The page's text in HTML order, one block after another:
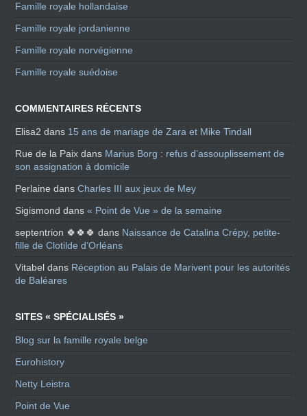
Famille royale hollandaise
Famille royale jordanienne
Famille royale norvégienne
Famille royale suédoise
COMMENTAIRES RÉCENTS
Elisa2 dans 15 ans de mariage de Zara et Mike Tindall
Rue de la Paix dans Marius Borg : refus d’assouplissement de
son assignation à domicile
Perlaine dansCharles III aux jeux de Mey
Sigismond dans« Point de Vue » de la semaine
septentrion 🍀🍀🍀 dans Naissance de Catalina Crépy, petite-
fille de Clotilde d’Orléans
Vitabel dans Réception au Palais de Marivent pour les autorités
de Baléares
SITES « SPÉCIALISÉS »
Blog sur la famille royale belge
Eurohistory
Netty Leistra
Point de Vue